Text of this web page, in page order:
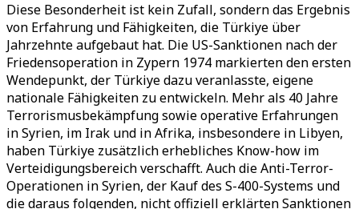
Diese Besonderheit ist kein Zufall, sondern das Ergebnis
von Erfahrung und Fähigkeiten, die Türkiye über
Jahrzehnte aufgebaut hat. Die US-Sanktionen nach der
Friedensoperation in Zypern 1974 markierten den ersten
Wendepunkt, der Türkiye dazu veranlasste, eigene
nationale Fähigkeiten zu entwickeln. Mehr als 40 Jahre
Terrorismusbekämpfung sowie operative Erfahrungen
in Syrien, im Irak und in Afrika, insbesondere in Libyen,
haben Türkiye zusätzlich erhebliches Know-how im
Verteidigungsbereich verschafft. Auch die Anti-Terror-
Operationen in Syrien, der Kauf des S-400-Systems und
die daraus folgenden, nicht offiziell erklärten Sanktionen